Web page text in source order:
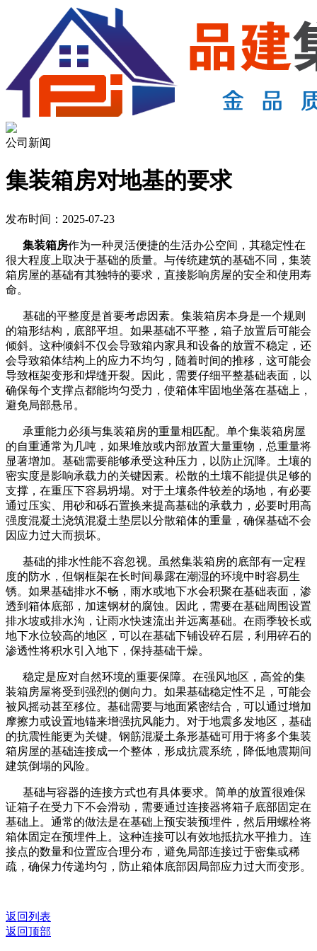
公司新闻
集装箱房对地基的要求
发布时间：2025-07-23
集装箱房作为一种灵活便捷的生活办公空间，其稳定性在
很大程度上取决于基础的质量。与传统建筑的基础不同，集装
箱房屋的基础有其独特的要求，直接影响房屋的安全和使用寿
命。
基础的平整度是首要考虑因素。集装箱房本身是一个规则
的箱形结构，底部平坦。如果基础不平整，箱子放置后可能会
倾斜。这种倾斜不仅会导致箱内家具和设备的放置不稳定，还
会导致箱体结构上的应力不均匀，随着时间的推移，这可能会
导致框架变形和焊缝开裂。因此，需要仔细平整基础表面，以
确保每个支撑点都能均匀受力，使箱体牢固地坐落在基础上，
避免局部悬吊。
承重能力必须与集装箱房的重量相匹配。单个集装箱房屋
的自重通常为几吨，如果堆放或内部放置大量重物，总重量将
显著增加。基础需要能够承受这种压力，以防止沉降。土壤的
密实度是影响承载力的关键因素。松散的土壤不能提供足够的
支撑，在重压下容易坍塌。对于土壤条件较差的场地，有必要
通过压实、用砂和砾石置换来提高基础的承载力，必要时用高
强度混凝土浇筑混凝土垫层以分散箱体的重量，确保基础不会
因应力过大而损坏。
基础的排水性能不容忽视。虽然集装箱房的底部有一定程
度的防水，但钢框架在长时间暴露在潮湿的环境中时容易生
锈。如果基础排水不畅，雨水或地下水会积聚在基础表面，渗
透到箱体底部，加速钢材的腐蚀。因此，需要在基础周围设置
排水坡或排水沟，让雨水快速流出并远离基础。在雨季较长或
地下水位较高的地区，可以在基础下铺设碎石层，利用碎石的
渗透性将积水引入地下，保持基础干燥。
稳定是应对自然环境的重要保障。在强风地区，高耸的集
装箱房屋将受到强烈的侧向力。如果基础稳定性不足，可能会
被风摇动甚至移位。基础需要与地面紧密结合，可以通过增加
摩擦力或设置地锚来增强抗风能力。对于地震多发地区，基础
的抗震性能更为关键。钢筋混凝土条形基础可用于将多个集装
箱房屋的基础连接成一个整体，形成抗震系统，降低地震期间
建筑倒塌的风险。
基础与容器的连接方式也有具体要求。简单的放置很难保
证箱子在受力下不会滑动，需要通过连接器将箱子底部固定在
基础上。通常的做法是在基础上预安装预埋件，然后用螺栓将
箱体固定在预埋件上。这种连接可以有效地抵抗水平推力。连
接点的数量和位置应合理分布，避免局部连接过于密集或稀
疏，确保力传递均匀，防止箱体底部因局部应力过大而变形。
返回列表
返回顶部